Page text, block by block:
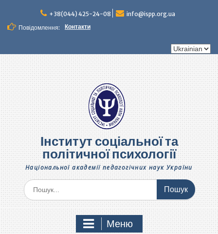
вмісту
+38(044) 425-24-08
info@ispp.org.ua
Повідомлення:
Контакти
Вибрати
Інститут соціальної та
політичної психології
Національної академії педагогічних наук України
Шукати:
Меню